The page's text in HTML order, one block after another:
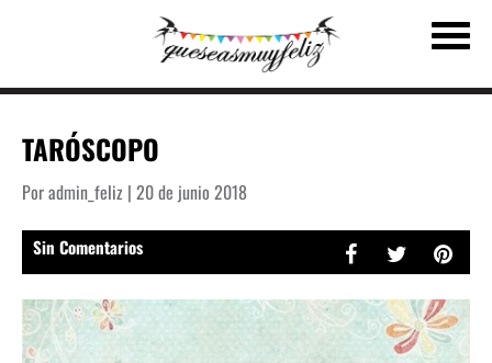
TARÓSCOPO
Por admin_feliz | 20 de junio 2018
Sin Comentarios